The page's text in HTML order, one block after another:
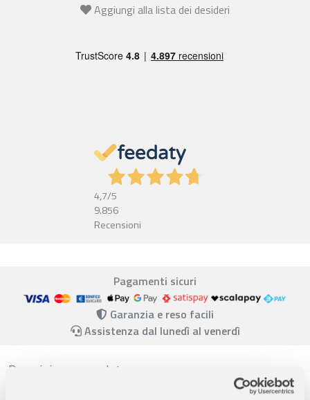
Aggiungi alla lista dei desideri
4,7/5
9.856
Recensioni
Pagamenti sicuri
Garanzia e reso facili
Assistenza dal lunedì al venerdì
Descrizione completa